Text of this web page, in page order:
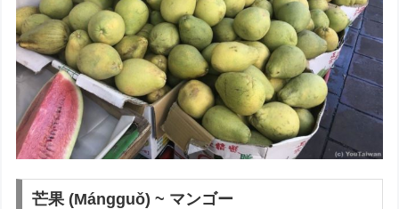
芒果 (Mángguǒ) ~ マンゴー